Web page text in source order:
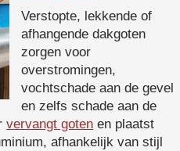
Verstopte, lekkende of
afhangende dakgoten
zorgen voor
overstromingen,
vochtschade aan de gevel
en zelfs schade aan de
vervangt goten en plaatst
afhankelijk van stijl